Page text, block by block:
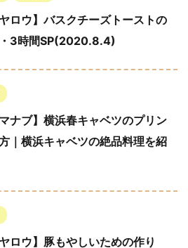
ヤロウ】バスクチーズトーストの
3時間SP(2020.8.4)
マナブ】横浜春キャベツのプリン
｜横浜キャベツの絶品料理を紹
ヤロウ】豚もやしいための作り